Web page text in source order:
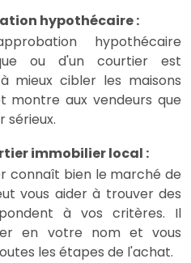
hypothécaire :
hypothécaire
ou d'un courtier est
mieux cibler les maisons
montre aux vendeurs que
sérieux.
immobilier local :
connaît bien le marché de
vous aider à trouver des
à vos critères. Il
en votre nom et vous
les étapes de l'achat.